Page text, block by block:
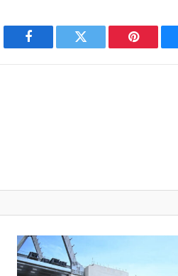
Facebook Twitter Pinterest